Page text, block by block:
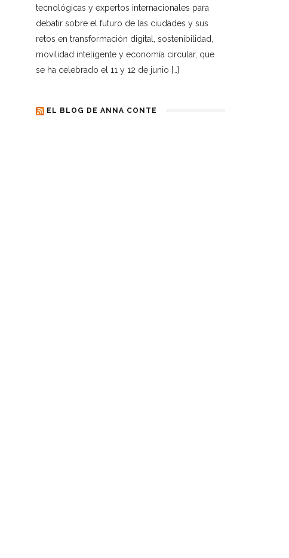
tecnológicas y expertos internacionales para
debatir sobre el futuro de las ciudades y sus
retos en transformación digital, sostenibilidad,
movilidad inteligente y economía circular, que
se ha celebrado el 11 y 12 de junio […]
EL BLOG DE ANNA CONTE